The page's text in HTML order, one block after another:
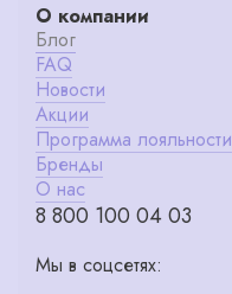
О компании
Блог
FAQ
Новости
Акции
Программа лояльности
Бренды
О нас
8 800 100 04 03
Мы в соцсетях: